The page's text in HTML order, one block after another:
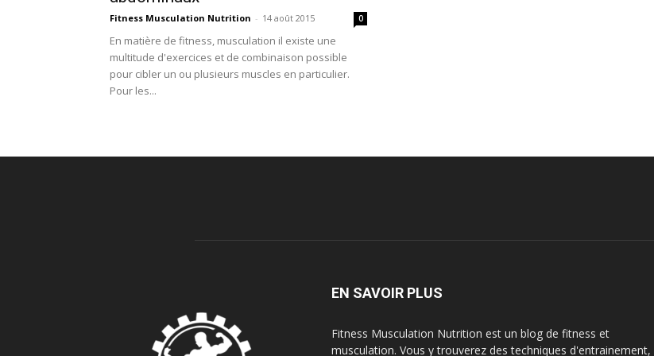
Fitness Musculation Nutrition - 14 août 2015 0
En matière de fitness, musculation il existe une
multitude d'exercices et de combinaison possible
pour cibler un ou plusieurs muscles en particulier.
Pour les...
EN SAVOIR PLUS
Fitness Musculation Nutrition est un blog de fitness et
musculation. Vous y trouverez des techniques d'entrainement,